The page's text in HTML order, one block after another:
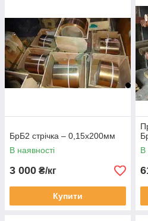
БрБ2 стрічка – 0,15х200мм
В наявності
3 000 ₴/кг
Купити
В